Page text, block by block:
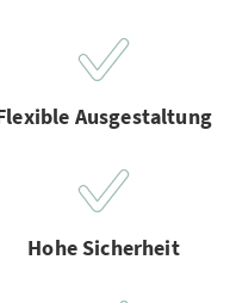
Ausgestaltung
Hohe Sicherheit